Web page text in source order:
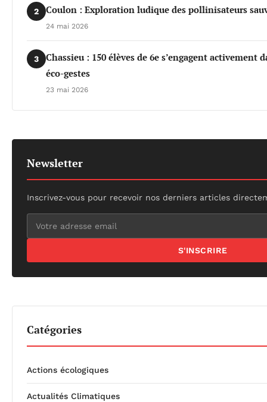
2 Coulon : Exploration ludique des pollinisateurs
24 mai 2026
3
Chassieu : 150 élèves de 6e s’engagent activement
éco-gestes
23 mai 2026
Newsletter
Inscrivez-vous pour recevoir nos derniers articles
S'INSCRIRE
Catégories
Actions écologiques
Actualités Climatiques